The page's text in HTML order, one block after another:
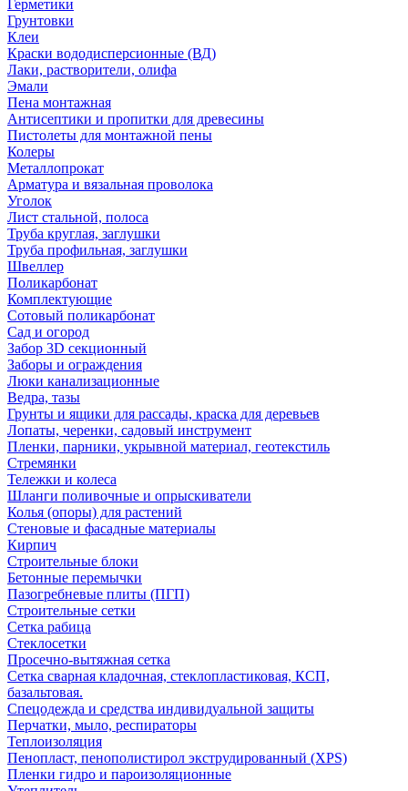
Герметики
Грунтовки
Клеи
Краски вододисперсионные (ВД)
Лаки, растворители, олифа
Эмали
Пена монтажная
Антисептики и пропитки для древесины
Пистолеты для монтажной пены
Колеры
Металлопрокат
Арматура и вязальная проволока
Уголок
Лист стальной, полоса
Труба круглая, заглушки
Труба профильная, заглушки
Швеллер
Поликарбонат
Комплектующие
Сотовый поликарбонат
Сад и огород
Забор 3D секционный
Заборы и ограждения
Люки канализационные
Ведра, тазы
Грунты и ящики для рассады, краска для деревьев
Лопаты, черенки, садовый инструмент
Пленки, парники, укрывной материал, геотекстиль
Стремянки
Тележки и колеса
Шланги поливочные и опрыскиватели
Колья (опоры) для растений
Стеновые и фасадные материалы
Кирпич
Строительные блоки
Бетонные перемычки
Пазогребневые плиты (ПГП)
Строительные сетки
Сетка рабица
Стеклосетки
Просечно-вытяжная сетка
Сетка сварная кладочная, стеклопластиковая, КСП,
базальтовая.
Спецодежда и средства индивидуальной защиты
Перчатки, мыло, респираторы
Теплоизоляция
Пенопласт, пенополистирол экструдированный (XPS)
Пленки гидро и пароизоляционные